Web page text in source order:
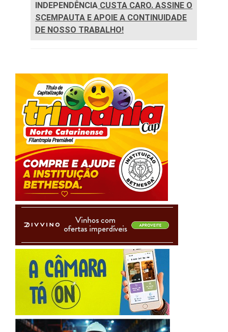
INDEPENDÊNCIA CUSTA CARO. ASSINE O
SCEMPAUTA E APOIE A CONTINUIDADE
DE NOSSO TRABALHO!